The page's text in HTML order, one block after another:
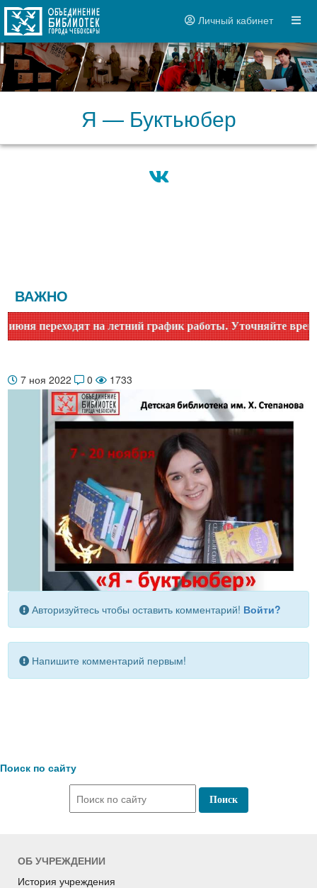
Личный кабинет
Я — Буктьюбер
ВАЖНО
переходят на летний график работы. Уточняйте время
7 ноя 2022 0 1733
Авторизуйтесь чтобы оставить комментарий! Войти?
Напишите комментарий первым!
Поиск по сайту
ОБ УЧРЕЖДЕНИИ
История учреждения